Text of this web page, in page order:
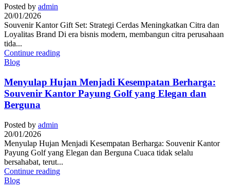
Posted by admin
20/01/2026
Souvenir Kantor Gift Set: Strategi Cerdas Meningkatkan Citra dan
Loyalitas Brand Di era bisnis modern, membangun citra perusahaan
tida...
Continue reading
Blog
Menyulap Hujan Menjadi Kesempatan Berharga:
Souvenir Kantor Payung Golf yang Elegan dan
Berguna
Posted by admin
20/01/2026
Menyulap Hujan Menjadi Kesempatan Berharga: Souvenir Kantor
Payung Golf yang Elegan dan Berguna Cuaca tidak selalu
bersahabat, terut...
Continue reading
Blog